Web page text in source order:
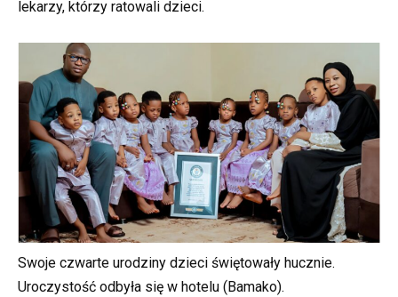
lekarzy, którzy ratowali dzieci.
Swoje czwarte urodziny dzieci świętowały hucznie.
Uroczystość odbyła się w hotelu (Bamako).